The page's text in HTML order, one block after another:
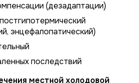
(дезадаптации)
энцефалопатический)
последствий
местной холодовой